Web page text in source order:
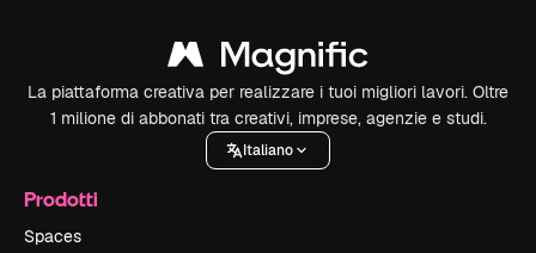
La piattaforma creativa per realizzare i tuoi migliori lavori. Oltre
1 milione di abbonati tra creativi, imprese, agenzie e studi.
Italiano
Prodotti
Spaces